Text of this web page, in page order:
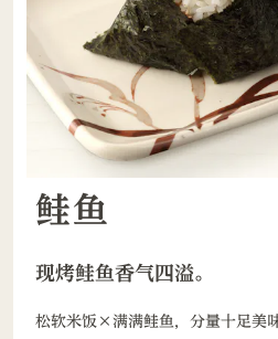
鲑鱼
现烤鲑鱼香气四溢。
松软米饭×满满鲑鱼，分量十足美